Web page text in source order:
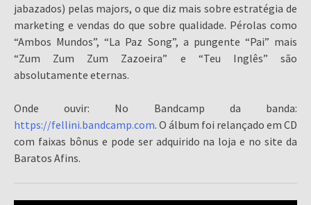
jabazados) pelas majors, o que diz mais sobre estratégia de
marketing e vendas do que sobre qualidade. Pérolas como
“Ambos Mundos”, “La Paz Song”, a pungente “Pai” mais
“Zum Zum Zum Zazoeira” e “Teu Inglês” são
absolutamente eternas.
Onde ouvir: No Bandcamp da banda:
https://fellini.bandcamp.com. O álbum foi relançado em CD
com faixas bônus e pode ser adquirido na loja e no site da
Baratos Afins.